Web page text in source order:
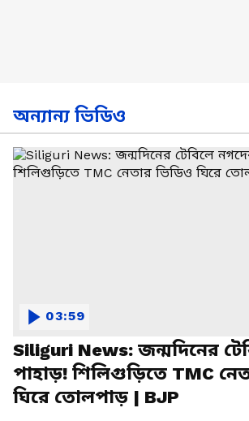
অন্যান্য ভিডিও
Siliguri News: জন্মদিনের
পাহাড়! শিলিগুড়িতে TMC
ঘিরে তোলপাড় | BJP
03:59